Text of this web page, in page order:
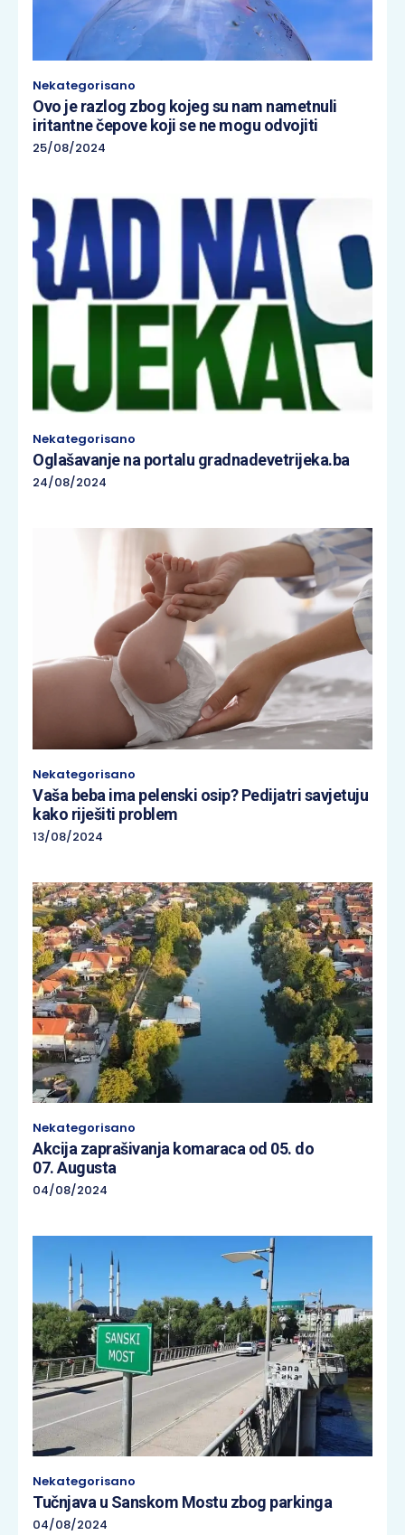
Nekategorisano
Ovo je razlog zbog kojeg su nam nametnuli
iritantne čepove koji se ne mogu odvojiti
25/08/2024
Nekategorisano
Oglašavanje na portalu gradnadevetrijeka.ba
24/08/2024
Nekategorisano
Vaša beba ima pelenski osip? Pedijatri savjetuju
kako riješiti problem
13/08/2024
Nekategorisano
Akcija zaprašivanja komaraca od 05. do
07. Augusta
04/08/2024
Nekategorisano
Tučnjava u Sanskom Mostu zbog parkinga
04/08/2024